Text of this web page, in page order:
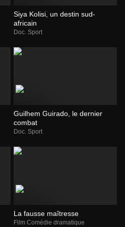
Siya Kolisi, un destin sud-
africain
Doc. Sport
Guilhem Guirado, le dernier
combat
Doc. Sport
La fausse maîtresse
Film Comédie dramatique